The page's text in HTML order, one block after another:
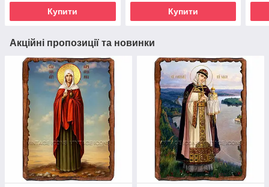
Купити Купити
Акційні пропозиції та новинки